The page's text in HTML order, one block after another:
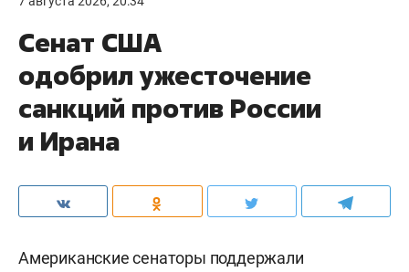
Сенат США
одобрил ужесточение
санкций против России
и Ирана
Американские сенаторы поддержали